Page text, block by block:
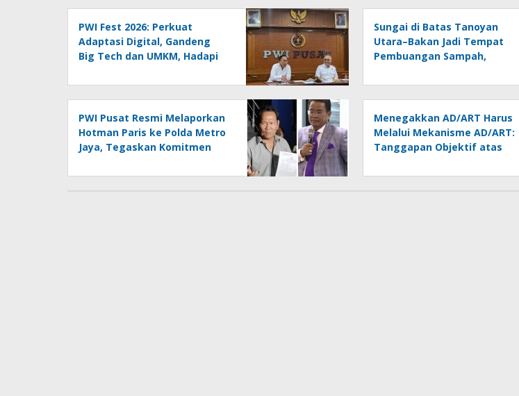
PWI Fest 2026: Perkuat
Adaptasi Digital, Gandeng
Big Tech dan UMKM, Hadapi
Lampung
Sungai di Batas Tanoyan
Utara–Bakan Jadi Tempat
Pembuangan Sampah,
Kontrol Pemerintah
Dipertanyakan
PWI Pusat Resmi Melaporkan
Hotman Paris ke Polda Metro
Jaya, Tegaskan Komitmen
Wartawan
Menegakkan AD/ART Harus
Melalui Mekanisme AD/ART:
Tanggapan Objektif atas
AD/ART vs Konspirasi